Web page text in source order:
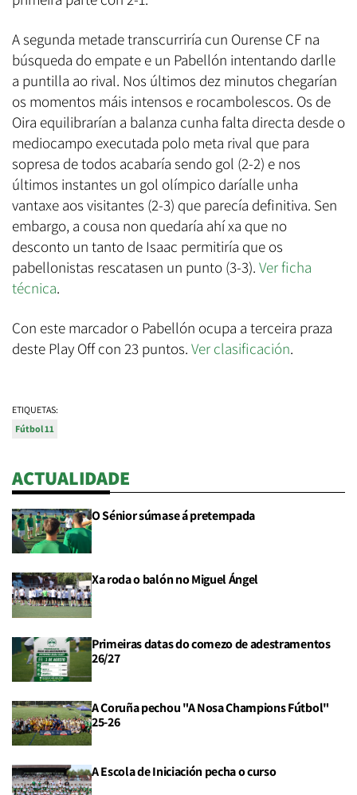
A segunda metade transcurriría cun Ourense CF na
búsqueda do empate e un Pabellón intentando darlle
a puntilla ao rival. Nos últimos dez minutos chegarían
os momentos máis intensos e rocambolescos. Os de
Oira equilibrarían a balanza cunha falta directa desde o
mediocampo executada polo meta rival que para
sopresa de todos acabaría sendo gol (2-2) e nos
últimos instantes un gol olímpico daríalle unha
vantaxe aos visitantes (2-3) que parecía definitiva. Sen
embargo, a cousa non quedaría ahí xa que no
desconto un tanto de Isaac permitiría que os
pabellonistas rescatasen un punto (3-3). Ver ficha
técnica.
Con este marcador o Pabellón ocupa a terceira praza
deste Play Off con 23 puntos. Ver clasificación.
ETIQUETAS:
Fútbol 11
ACTUALIDADE
O Sénior súmase á pretempada
Xa roda o balón no Miguel Ángel
Primeiras datas do comezo de adestramentos
26/27
A Coruña pechou "A Nosa Champions Fútbol"
25-26
A Escola de Iniciación pecha o curso